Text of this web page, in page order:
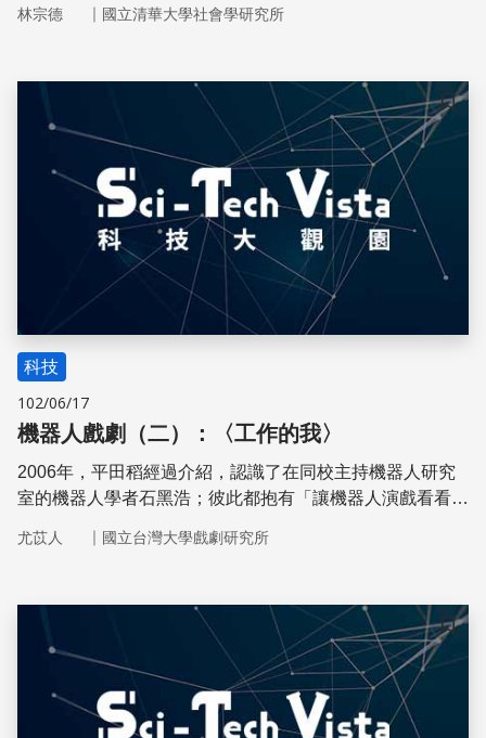
儀、照相機、磁振造影(MRI)等設備掃瞄、拍攝真人模特兒
林宗德 ｜ 國立清華大學社會學研究所
儲存
科技
102/06/17
機器人戲劇（二）：〈工作的我〉
2006年，平田稻經過介紹，認識了在同校主持機器人研究
室的機器人學者石黑浩；彼此都抱有「讓機器人演戲看看」
三菱重工製造的家事型機器若丸（Wakamaru）與兩位青年
作的我〉
尤苡人 ｜ 國立台灣大學戲劇研究所
儲存